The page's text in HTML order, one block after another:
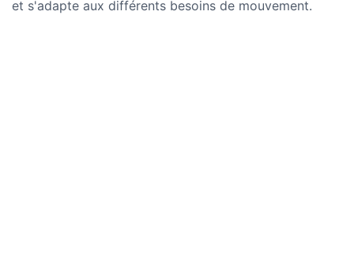
et s'adapte aux différents besoins de mouvement.